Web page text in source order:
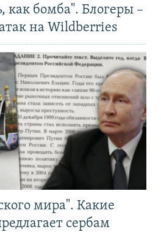
как бомба". Блогеры –
на Wildberries
мира". Какие
сербам